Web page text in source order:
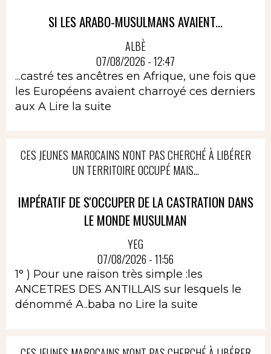
SI LES ARABO-MUSULMANS AVAIENT...
ALBÈ
07/08/2026 - 12:47
...castré tes ancêtres en Afrique, une fois que
les Européens avaient charroyé ces derniers
aux A Lire la suite
CES JEUNES MAROCAINS N'ONT PAS CHERCHÉ À LIBÉRER
UN TERRITOIRE OCCUPÉ MAIS...
IMPÉRATIF DE S'OCCUPER DE LA CASTRATION DANS
LE MONDE MUSULMAN
YEG
07/08/2026 - 11:56
1° ) Pour une raison très simple :les
ANCETRES DES ANTILLAIS sur lesquels le
dénommé A..baba no Lire la suite